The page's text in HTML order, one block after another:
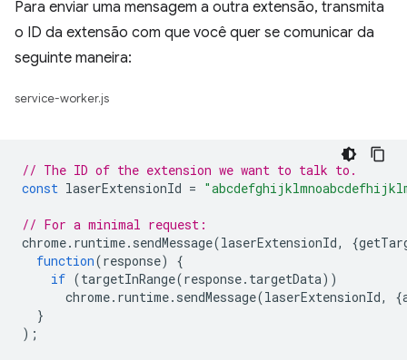
Para enviar uma mensagem a outra extensão, transmita
o ID da extensão com que você quer se comunicar da
seguinte maneira:
service-worker.js
// The ID of the extension we want to talk to.
const laserExtensionId =
// For a minimal request:
chrome. runtime. sendMessage(laserExtensionId, {
function(response)
{
if (targetInRange(response. targetData))
chrome. runtime. sendMessage(laserExtensionId, {
}
);